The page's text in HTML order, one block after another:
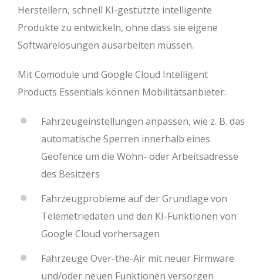
Herstellern, schnell KI-gestützte intelligente
Produkte zu entwickeln, ohne dass sie eigene
Softwarelösungen ausarbeiten müssen.
Mit Comodule und Google Cloud Intelligent
Products Essentials können Mobilitätsanbieter:
Fahrzeugeinstellungen anpassen, wie z. B. das
automatische Sperren innerhalb eines
Geofence um die Wohn- oder Arbeitsadresse
des Besitzers
Fahrzeugprobleme auf der Grundlage von
Telemetriedaten und den KI-Funktionen von
Google Cloud vorhersagen
Fahrzeuge Over-the-Air mit neuer Firmware
und/oder neuen Funktionen versorgen